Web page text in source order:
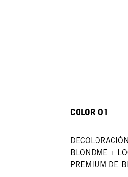
COLOR 01
BLONDME +
PREMIUM DE